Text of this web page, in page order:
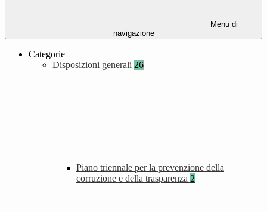
Menu di
navigazione
Categorie
Disposizioni generali 26
Piano triennale per la prevenzione della
corruzione e della trasparenza 2